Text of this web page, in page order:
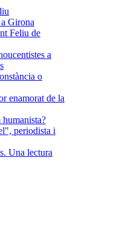
Girona
Feliu de
a
o
enamorat de la
periodista i
Una lectura